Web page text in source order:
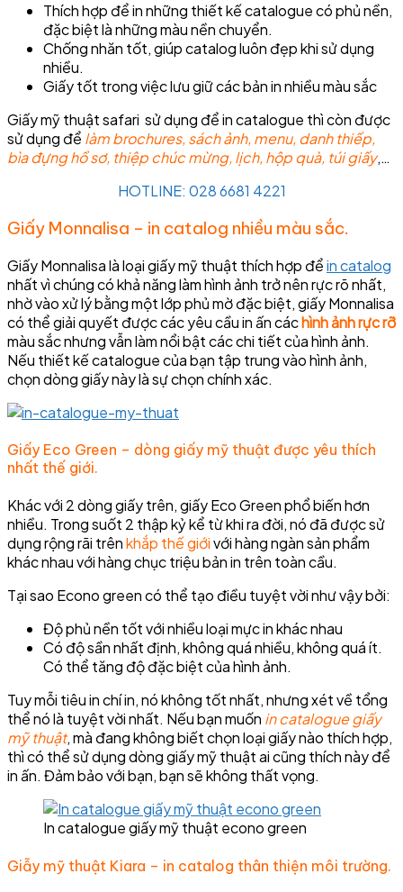
Thích hợp để in những thiết kế catalogue có phủ nền,
đặc biệt là những màu nền chuyển.
Chống nhăn tốt, giúp catalog luôn đẹp khi sử dụng
nhiều.
Giấy tốt trong việc lưu giữ các bản in nhiều màu sắc
Giấy mỹ thuật safari sử dụng để in catalogue thì còn được
sử dụng để làm brochures, sách ảnh, menu, danh thiếp,
bìa đựng hồ sơ, thiệp chúc mừng, lịch, hộp quà, túi giấy,…
HOTLINE: 028 6681 4221
Giấy Monnalisa – in catalog nhiều màu sắc.
Giấy Monnalisa là loại giấy mỹ thuật thích hợp đểin catalog
nhất vì chúng có khả năng làm hình ảnh trở nên rực rõ nhất,
nhờ vào xử lý bằng một lớp phủ mờ đặc biệt, giấy Monnalisa
có thể giải quyết được các yêu cầu in ấn cáchình ảnh rực rỡ
màu sắc nhưng vẫn làm nổi bật các chi tiết của hình ảnh.
Nếu thiết kế catalogue của bạn tập trung vào hình ảnh,
chọn dòng giấy này là sự chọn chính xác.
Giấy Eco Green – dòng giấy mỹ thuật được yêu thích
nhất thế giới.
Khác với 2 dòng giấy trên, giấy Eco Green phổ biến hơn
nhiều. Trong suốt 2 thập kỷ kể từ khi ra đời, nó đã được sử
dụng rộng rãi trênkhắp thế giớivới hàng ngàn sản phẩm
khác nhau với hàng chục triệu bản in trên toàn cầu.
Tại sao Econo green có thể tạo điều tuyệt vời như vậy bởi:
Độ phủ nền tốt với nhiều loại mực in khác nhau
Có độ sần nhất định, không quá nhiều, không quá ít.
Có thể tăng độ đặc biệt của hình ảnh.
Tuy mỗi tiêu in chí in, nó không tốt nhất, nhưng xét về tổng
thể nó là tuyệt vời nhất. Nếu bạn muốn in catalogue giấy
mỹ thuật, mà đang không biết chọn loại giấy nào thích hợp,
thì có thể sử dụng dòng giấy mỹ thuật ai cũng thích này để
in ấn. Đảm bảo với bạn, bạn sẽ không thất vọng.
In catalogue giấy mỹ thuật econo green
Giẫy mỹ thuật Kiara – in catalog thân thiện môi trường.